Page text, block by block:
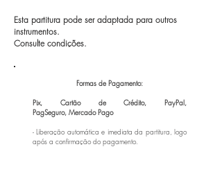
Esta partitura pode ser adaptada para outros
instrumentos.
Consulte condições.
Formas de Pagamento:
Pix, Cartão de Crédito, PayPal,
PagSeguro, Mercado Pago
- Liberação automática e imediata da partitura, logo
após a confirmação do pagamento.